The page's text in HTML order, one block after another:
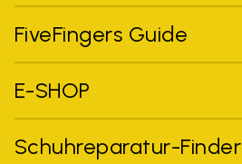
FiveFingers Guide
E-SHOP
Schuhreparatur-Finder